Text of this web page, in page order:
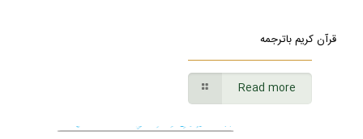
قرآن کریم باترجمه
Read more